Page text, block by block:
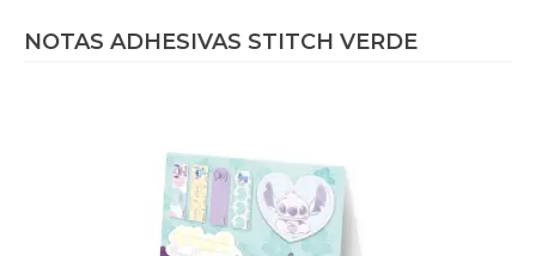
NOTAS ADHESIVAS STITCH VERDE